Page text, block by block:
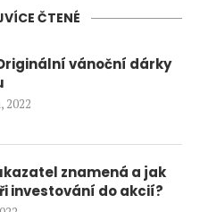
ČTENÉ
Originální vánoční dárky
2022
znamená a jak
investování do akcií?